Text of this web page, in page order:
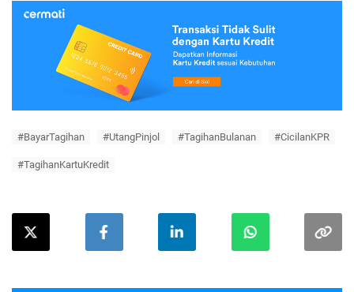
#BayarTagihan #UtangPinjol #TagihanBulanan #CicilanKPR
#TagihanKartuKredit